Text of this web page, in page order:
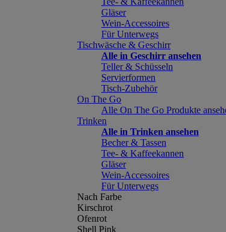
Gläser
Wein-Accessoires
Für Unterwegs
Tischwäsche & Geschirr
Alle in Geschirr ansehen
Teller & Schüsseln
Servierformen
Tisch-Zubehör
On The Go
Alle On The Go Produkte
Trinken
Alle in Trinken ansehen
Becher & Tassen
Tee- & Kaffeekannen
Gläser
Wein-Accessoires
Für Unterwegs
Nach Farbe
Kirschrot
Ofenrot
Shell Pink